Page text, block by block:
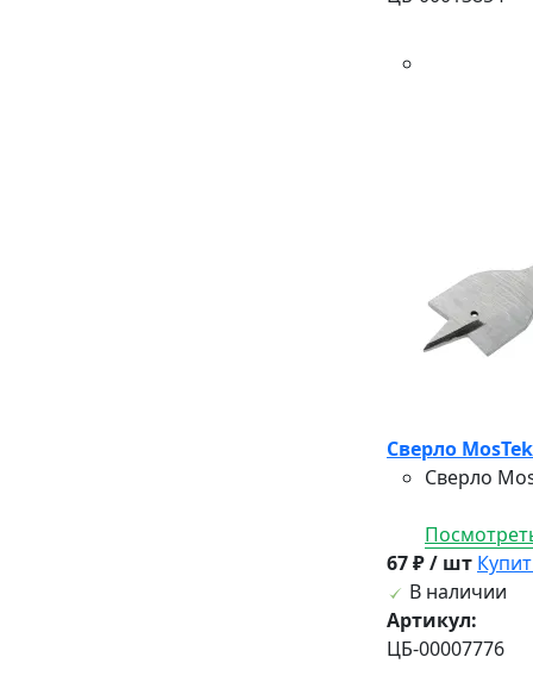
Сверло
Сверло
67 ₽ / шт
В наличии
Артикул:
ЦБ-00007776